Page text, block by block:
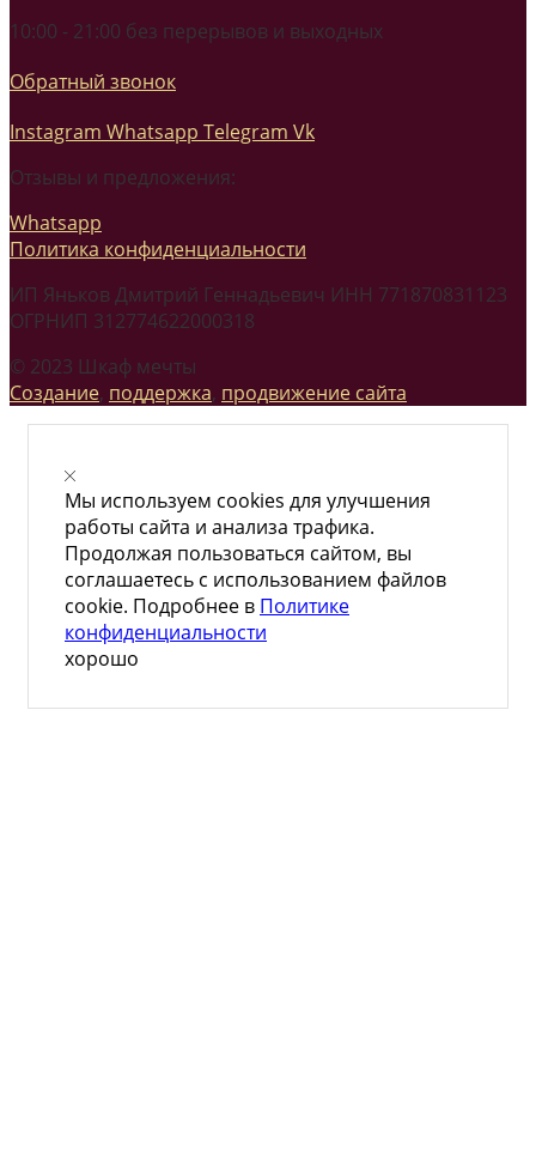
10:00 - 21:00 без перерывов и выходных
Обратный звонок
Instagram Whatsapp Telegram Vk
Отзывы и предложения:
Whatsapp
Политика конфиденциальности
ИП Яньков Дмитрий Геннадьевич ИНН 771870831123
ОГРНИП 312774622000318
© 2023 Шкаф мечты
Создание, поддержка, продвижение сайта
Мы используем cookies для улучшения
работы сайта и анализа трафика.
Продолжая пользоваться сайтом, вы
соглашаетесь с использованием файлов
cookie. Подробнее в Политике
конфиденциальности
хорошо